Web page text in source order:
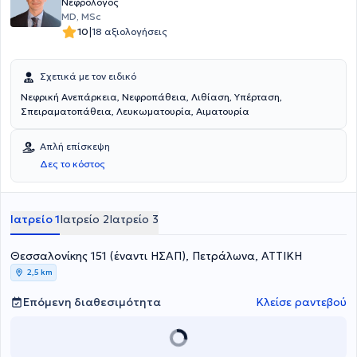
MD, MSc
10|18 αξιολογήσεις
Σχετικά με τον ειδικό
Νεφρική Ανεπάρκεια, Νεφροπάθεια, Λιθίαση, Υπέρταση,
Σπειραματοπάθεια, Λευκωματουρία, Αιματουρία
Απλή επίσκεψη
Δες το κόστος
Ιατρείο 1Ιατρείο 2Ιατρείο 3
Θεσσαλονίκης 151 (έναντι ΗΣΑΠ), Πετράλωνα, ΑΤΤΙΚΗ
2,5 km
Επόμενη διαθεσιμότητα Κλείσε ραντεβού